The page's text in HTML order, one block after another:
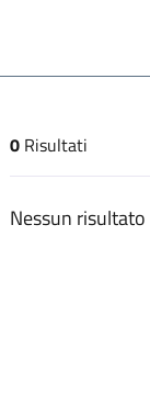
0 Risultati
Nessun risultato